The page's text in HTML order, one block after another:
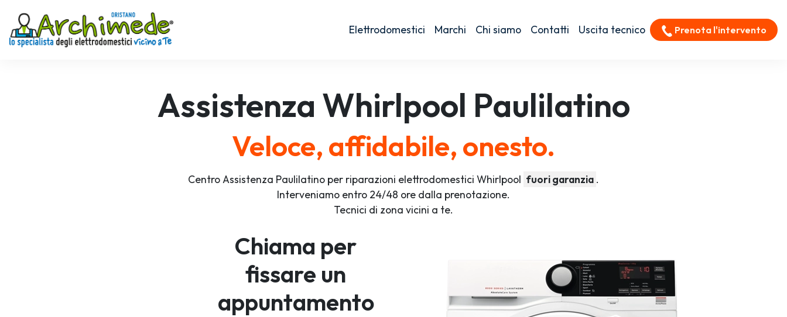
Elettrodomestici Marchi Chi siamo Contatti Uscita tecnico Prenota l'intervento
Assistenza Whirlpool Paulilatino
Veloce, affidabile, onesto.
Centro Assistenza Paulilatino per riparazioni elettrodomestici Whirlpool fuori garanzia .
Interveniamo entro 24/48 ore dalla prenotazione.
Tecnici di zona vicini a te.
Chiama per
fissare un
appuntamento